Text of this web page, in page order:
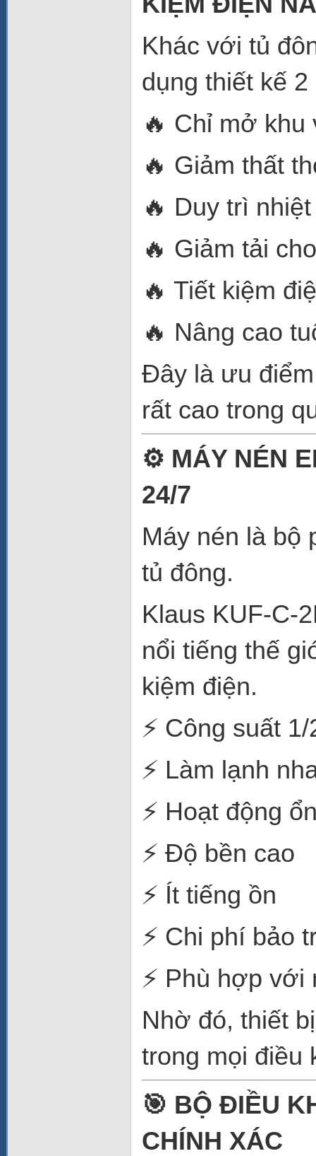
Khác với tủ
dụng thiết kế
🔥 Chỉ mở
🔥 Giảm thất
🔥 Duy trì
🔥 Giảm tải
🔥 Tiết kiệm
🔥 Nâng cao
Đây là ưu
rất cao trong
⚙️ MÁY NÉN
24/7
Máy nén là bộ
tủ đông.
Klaus KUF-C-
nổi tiếng thế
kiệm điện.
⚡ Công suất
⚡ Làm lạnh
⚡ Hoạt động
⚡ Độ bền cao
⚡ Ít tiếng ồn
⚡ Chi phí bảo
⚡ Phù hợp
Nhờ đó, thiết
trong mọi điều
🎯 BỘ ĐIỀU
CHÍNH XÁC